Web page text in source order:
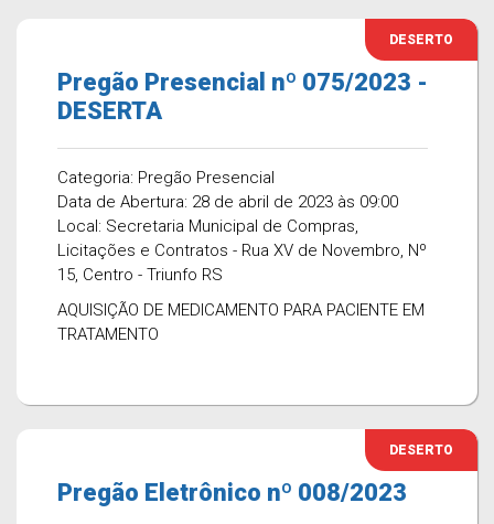
DESERTO
Pregão Presencial nº 075/2023 -
DESERTA
Categoria: Pregão Presencial
Data de Abertura: 28 de abril de 2023 às 09:00
Local: Secretaria Municipal de Compras,
Licitações e Contratos - Rua XV de Novembro, Nº
15, Centro - Triunfo RS
AQUISIÇÃO DE MEDICAMENTO PARA PACIENTE EM
TRATAMENTO
DESERTO
Pregão Eletrônico nº 008/2023